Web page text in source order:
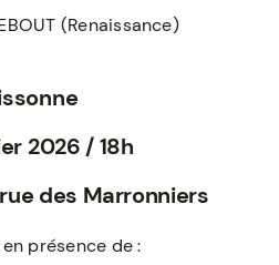
(Renaissance)
2026 / 18h
rue des Marronniers
présence de :